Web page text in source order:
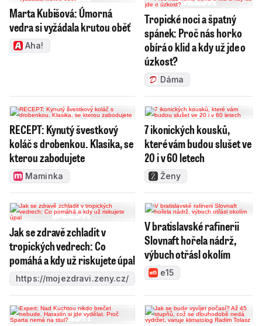
Marta Kubišová: Úmorná
vedra si vyžádala krutou oběť
Aha!
Tropické noci a špatný
spánek: Proč nás horko
obírá o klid a kdy už jde o
úzkost?
Dáma
RECEPT: Kynutý švestkový
koláč s drobenkou. Klasika, se
kterou zabodujete
Maminka
7 ikonických kousků,
které vám budou slušet ve
20 i v 60 letech
Ženy
Jak se zdravě zchladit v
tropických vedrech: Co
pomáhá a kdy už riskujete úpal
https://mojezdravi.zeny.cz/
V bratislavské rafinerii
Slovnaft hořela nádrž,
výbuch otřásl okolím
e15